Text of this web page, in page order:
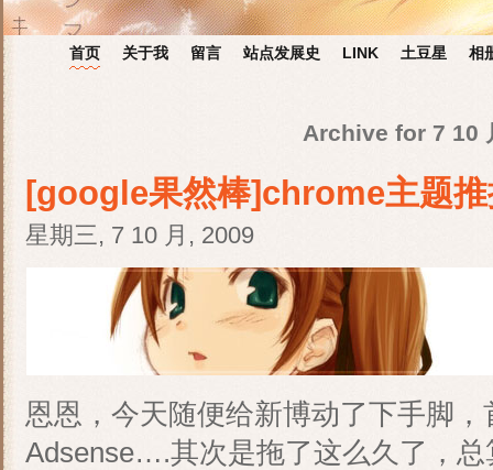
首页 关于我 留言 站点发展史 LINK 土豆星 相
Archive for 7 10
[google果然棒]chrome主题
星期三, 7 10 月, 2009
恩恩，今天随便给新博动了下手脚
Adsense….其次是拖了这么久了，